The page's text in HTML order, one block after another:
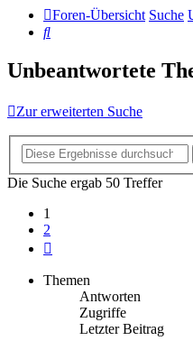
Foren-Übersicht Suche
Suche
Unbeantwortete
Zur erweiterten Suche
Die Suche ergab 50 Treffer
1
2
Themen
Antworten
Zugriffe
Letzter Beitrag